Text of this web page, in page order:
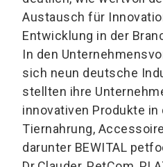
Austausch für
Entwicklung in der
In den
sich neun deutsche
stellten ihre
innovativen Produkte in
Tiernahrung,
darunter BEWITAL